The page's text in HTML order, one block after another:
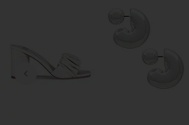
DIAPOSITIVE PRÉCÉDENTE